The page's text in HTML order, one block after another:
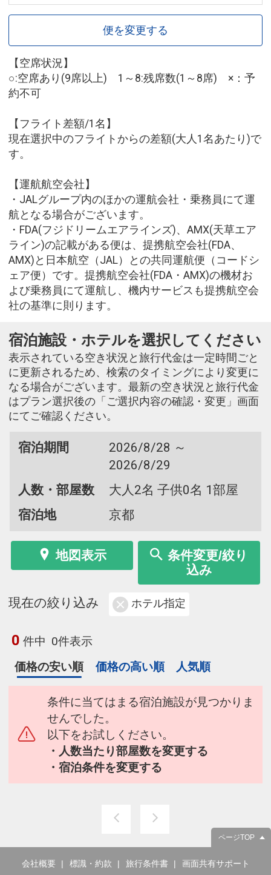
便を変更する
【空席状況】
○:空席あり(9席以上) 1～8:残席数(1～8席) ×：予
約不可
【フライト差額/1名】
現在選択中のフライトからの差額(大人1名あたり)で
す。
【運航航空会社】
・JALグループ内のほかの運航会社・乗務員にて運
航となる場合がございます。
・FDA(フジドリームエアラインズ)、AMX(天草エア
ライン)の記載がある便は、提携航空会社(FDA、
AMX)と日本航空（JAL）との共同運航便（コードシ
ェア便）です。提携航空会社(FDA・AMX)の機材お
よび乗務員にて運航し、機内サービスも提携航空会
社の基準に則ります。
宿泊施設・ホテルを選択してください
表示されている空き状況と旅行代金は一定時間ごと
に更新されるため、検索のタイミングにより変更に
なる場合がございます。最新の空き状況と旅行代金
はプラン選択後の「ご選択内容の確認・変更」画面
にてご確認ください。
宿泊期間
2026/8/28 ～
2026/8/29
人数・部屋数
大人2名 子供0名 1部屋
宿泊地
京都
地図表示
条件変更/絞り
込み
現在の絞り込み ホテル指定
0 件中 0件表示
価格の安い順
価格の高い順 人気順
条件に当てはまる宿泊施設が見つかりま
せんでした。
以下をお試しください。
・人数当たり部屋数を変更する
・宿泊条件を変更する
ページTOP
会社概要 標識・約款 旅行条件書 画面共有サポート